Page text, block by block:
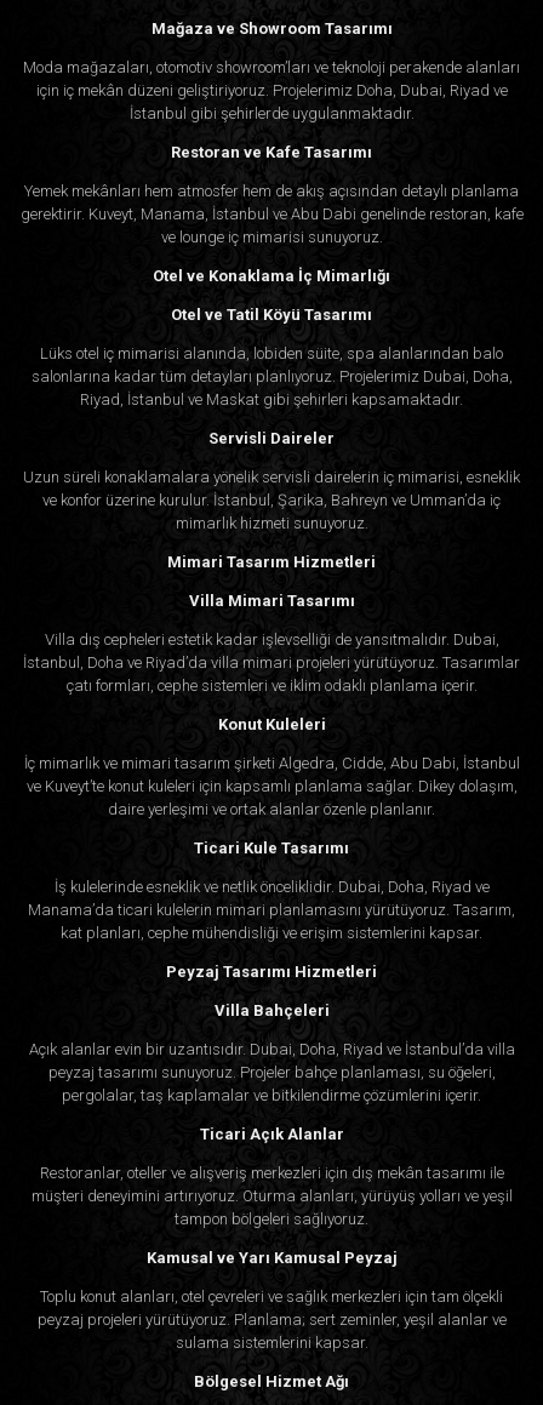
Mağaza ve Showroom Tasarımı
Moda mağazaları, otomotiv showroom’ları ve teknoloji perakende alanları
için iç mekân düzeni geliştiriyoruz. Projelerimiz Doha, Dubai, Riyad ve
İstanbul gibi şehirlerde uygulanmaktadır.
Restoran ve Kafe Tasarımı
Yemek mekânları hem atmosfer hem de akış açısından detaylı planlama
gerektirir. Kuveyt, Manama, İstanbul ve Abu Dabi genelinde restoran, kafe
ve lounge iç mimarisi sunuyoruz.
Otel ve Konaklama İç Mimarlığı
Otel ve Tatil Köyü Tasarımı
Lüks otel iç mimarisi alanında, lobiden süite, spa alanlarından balo
salonlarına kadar tüm detayları planlıyoruz. Projelerimiz Dubai, Doha,
Riyad, İstanbul ve Maskat gibi şehirleri kapsamaktadır.
Servisli Daireler
Uzun süreli konaklamalara yönelik servisli dairelerin iç mimarisi, esneklik
ve konfor üzerine kurulur. İstanbul, Şarika, Bahreyn ve Umman’da iç
mimarlık hizmeti sunuyoruz.
Mimari Tasarım Hizmetleri
Villa Mimari Tasarımı
Villa dış cepheleri estetik kadar işlevselliği de yansıtmalıdır. Dubai,
İstanbul, Doha ve Riyad’da villa mimari projeleri yürütüyoruz. Tasarımlar
çatı formları, cephe sistemleri ve iklim odaklı planlama içerir.
Konut Kuleleri
İç mimarlık ve mimari tasarım şirketi Algedra, Cidde, Abu Dabi, İstanbul
ve Kuveyt’te konut kuleleri için kapsamlı planlama sağlar. Dikey dolaşım,
daire yerleşimi ve ortak alanlar özenle planlanır.
Ticari Kule Tasarımı
İş kulelerinde esneklik ve netlik önceliklidir. Dubai, Doha, Riyad ve
Manama’da ticari kulelerin mimari planlamasını yürütüyoruz. Tasarım,
kat planları, cephe mühendisliği ve erişim sistemlerini kapsar.
Peyzaj Tasarımı Hizmetleri
Villa Bahçeleri
Açık alanlar evin bir uzantısıdır. Dubai, Doha, Riyad ve İstanbul’da villa
peyzaj tasarımı sunuyoruz. Projeler bahçe planlaması, su öğeleri,
pergolalar, taş kaplamalar ve bitkilendirme çözümlerini içerir.
Ticari Açık Alanlar
Restoranlar, oteller ve alışveriş merkezleri için dış mekân tasarımı ile
müşteri deneyimini artırıyoruz. Oturma alanları, yürüyüş yolları ve yeşil
tampon bölgeleri sağlıyoruz.
Kamusal ve Yarı Kamusal Peyzaj
Toplu konut alanları, otel çevreleri ve sağlık merkezleri için tam ölçekli
peyzaj projeleri yürütüyoruz. Planlama; sert zeminler, yeşil alanlar ve
sulama sistemlerini kapsar.
Bölgesel Hizmet Ağı